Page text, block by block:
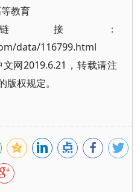
教育
接：
data/116799.html
网2019.6.21，转载请注
权规定。